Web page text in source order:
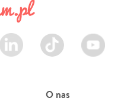
LinkedIn TikTok Youtube
O nas